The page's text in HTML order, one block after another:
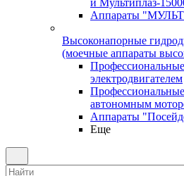
и Мультиплаз-
Аппараты
Высоконапорные
(моечные аппараты
электродвигателем
автономным
Аппараты
Еще